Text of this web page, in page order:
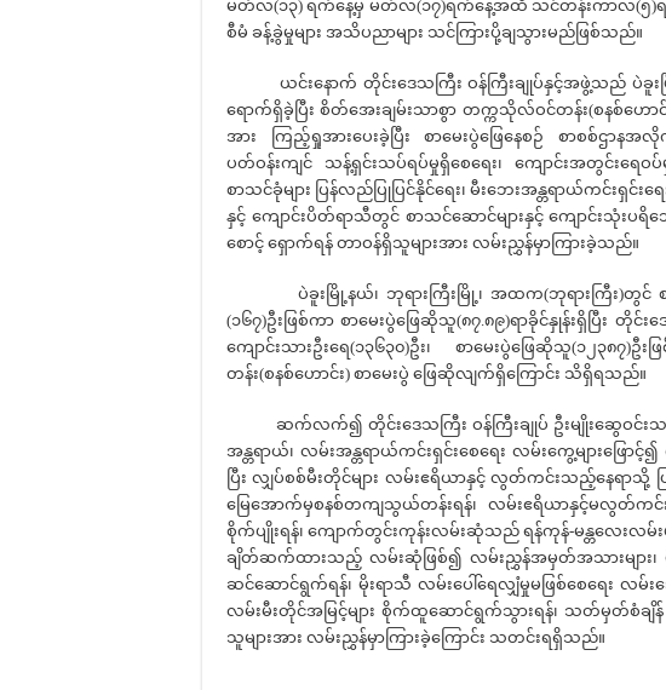
မတ်လ(၁၃) ရက်နေ့မှ မတ်လ(၁၇)ရက်နေ့အထိ သင်တန်းကာလ(၅)
စီမံ ခန့်ခွဲမှုများ အသိပညာများ သင်ကြားပို့ချသွားမည်ဖြစ်သည်။
ယင်းနောက် တိုင်းဒေသကြီး ဝန်ကြီးချုပ်နှင့်အဖွဲ့သည် ပဲခူးမ
ရောက်ရှိခဲ့ပြီး စိတ်အေးချမ်းသာစွာ တက္ကသိုလ်ဝင်တန်း(စနစ်ဟောင်
အား ကြည့်ရှုအားပေးခဲ့ပြီး စာမေးပွဲဖြေနေစဉ် စာစစ်ဌာနအလို
ပတ်ဝန်းကျင် သန့်ရှင်းသပ်ရပ်မှုရှိစေရေး၊ ကျောင်းအတွင်းရေဝပ်
စာသင်ခုံများ ပြန်လည်ပြုပြင်နိုင်ရေး၊ မီးဘေးအန္တရာယ်ကင်းရှင်းရ
နှင့် ကျောင်းပိတ်ရာသီတွင် စာသင်ဆောင်များနှင့် ကျောင်းသုံးပရိဘ
စောင့် ရှောက်ရန် တာဝန်ရှိသူများအား လမ်းညွှန်မှာကြားခဲ့သည်။
ပဲခူးမြို့နယ်၊ ဘုရားကြီးမြို့၊ အထက(ဘုရားကြီး)တွင် စာဖ
(၁၆၇)ဦးဖြစ်ကာ စာမေးပွဲဖြေဆိုသူ(၈၇.၈၉)ရာခိုင်နှုန်းရှိပြီး တိုင်
ကျောင်းသားဦးရေ(၁၃၆၃၀)ဦး၊ စာမေးပွဲဖြေဆိုသူ(၁၂၃၈၇
တန်း(စနစ်ဟောင်း) စာမေးပွဲ ဖြေဆိုလျက်ရှိကြောင်း သိရှိရသည်။
ဆက်လက်၍ တိုင်းဒေသကြီး ဝန်ကြီးချုပ် ဦးမျိုးဆွေဝင်းသ
အန္တရာယ်၊ လမ်းအန္တရာယ်ကင်းရှင်းစေရေး လမ်းကွေ့များဖြေ
ပြီး လျှပ်စစ်မီးတိုင်များ လမ်းဧရိယာနှင့် လွတ်ကင်းသည့်နေရာသို့ ပြန်လ
မြေအောက်မှစနစ်တကျသွယ်တန်းရန်၊ လမ်းဧရိယာနှင့်မလွတ်ကင်
စိုက်ပျိုးရန်၊ ကျောက်တွင်းကုန်းလမ်းဆုံသည် ရန်ကုန်-မန္တလေးလမ်း
ချိတ်ဆက်ထားသည့် လမ်းဆုံဖြစ်၍ လမ်းညွှန်အမှတ်အသားများ၊ မီ
ဆင်ဆောင်ရွက်ရန်၊ မိုးရာသီ လမ်းပေါ်ရေလျှံမှုမဖြစ်စေရေး လမ်းဘ
လမ်းမီးတိုင်အမြင့်များ စိုက်ထူဆောင်ရွက်သွားရန်၊ သတ်မှတ်စံချိန်
သူများအား လမ်းညွှန်မှာကြားခဲ့ကြောင်း သတင်းရရှိသည်။‌